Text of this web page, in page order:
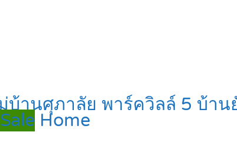
านศุภาลัย พาร์ควิลล์ 5 บ้าน
Home